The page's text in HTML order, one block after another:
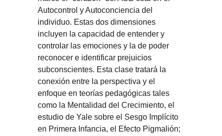
Autocontrol y Autoconciencia del
individuo. Estas dos dimensiones
incluyen la capacidad de entender y
controlar las emociones y la de poder
reconocer e identificar prejuicios
subconscientes. Esta clase tratará la
conexión entre la perspectiva y el
enfoque en teorías pedagógicas tales
como la Mentalidad del Crecimiento, el
estudio de Yale sobre el Sesgo Implícito
en Primera Infancia, el Efecto Pigmalión;